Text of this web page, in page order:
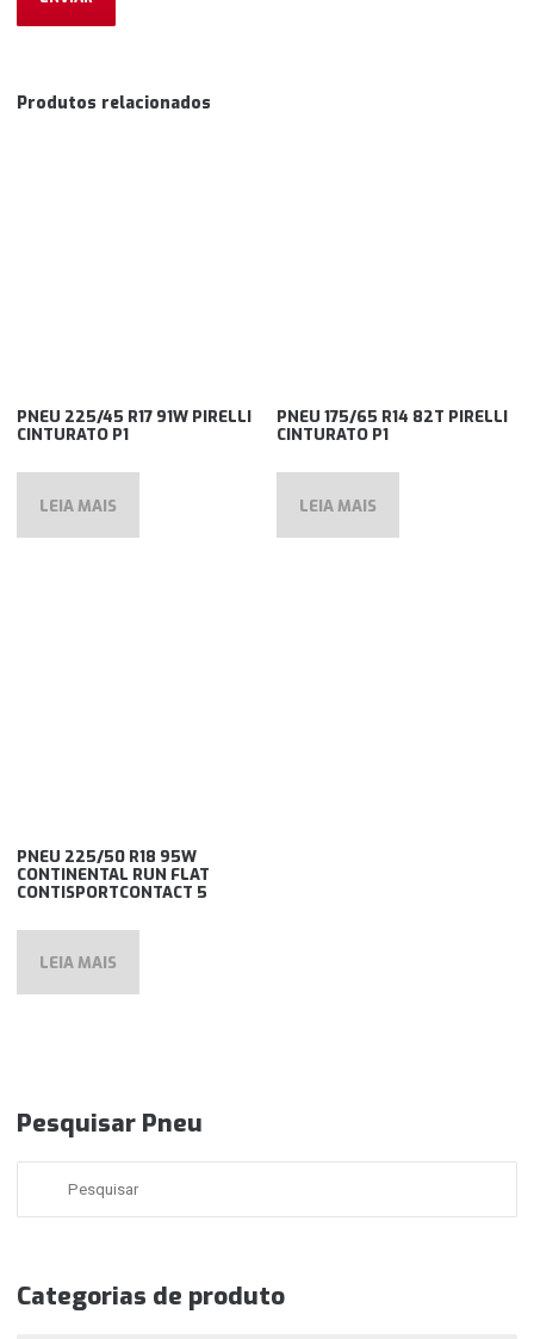
Produtos relacionados
PNEU 225/45 R17 91W PIRELLI
CINTURATO P1
LEIA MAIS
PNEU 175/65 R14 82T PIRELLI
CINTURATO P1
LEIA MAIS
PNEU 225/50 R18 95W
CONTINENTAL RUN FLAT
CONTISPORTCONTACT 5
LEIA MAIS
Pesquisar Pneu
Categorias de produto